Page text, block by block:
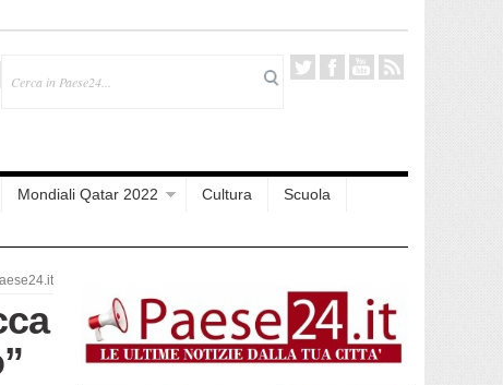
Mondiali Qatar 2022 Cultura
Scuola